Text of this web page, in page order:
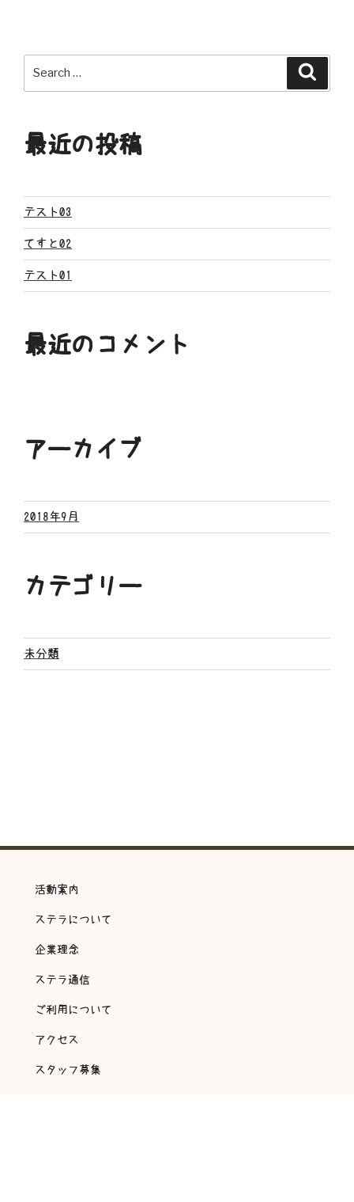
ビ
ゲ
シ
ン
最近の投稿
テスト03
てすと02
テスト01
最近のコメント
アーカイブ
2018年9月
カテゴリー
未分類
活動案内
ステラについて
企業理念
ステラ通信
ご利用について
アクセス
スタッフ募集